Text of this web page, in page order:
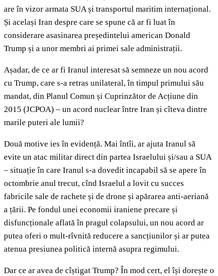
are în vizor armata SUA și transportul maritim internațional.
Și același Iran despre care se spune că ar fi luat în
considerare asasinarea președintelui american Donald
Trump și a unor membri ai primei sale administrații.
Așadar, de ce ar fi Iranul interesat să semneze un nou acord
cu Trump, care s-a retras unilateral, în timpul primului său
mandat, din Planul Comun și Cuprinzător de Acțiune din
2015 (JCPOA) – un acord nuclear între Iran și cîteva dintre
marile puteri ale lumii?
Două motive ies în evidență. Mai întîi, ar ajuta Iranul să
evite un atac militar direct din partea Israelului și/sau a SUA
– situație în care Iranul s-a dovedit incapabil să se apere în
octombrie anul trecut, cînd Israelul a lovit cu succes
fabricile sale de rachete și de drone și apărarea anti-aeriană
a țării. Pe fondul unei economii iraniene precare și
disfuncționale aflată în pragul colapsului, un nou acord ar
putea oferi o mult-rîvnită reducere a sancțiunilor și ar putea
atenua presiunea politică internă asupra regimului.
Dar ce ar avea de cîștigat Trump? În mod cert, el își dorește o